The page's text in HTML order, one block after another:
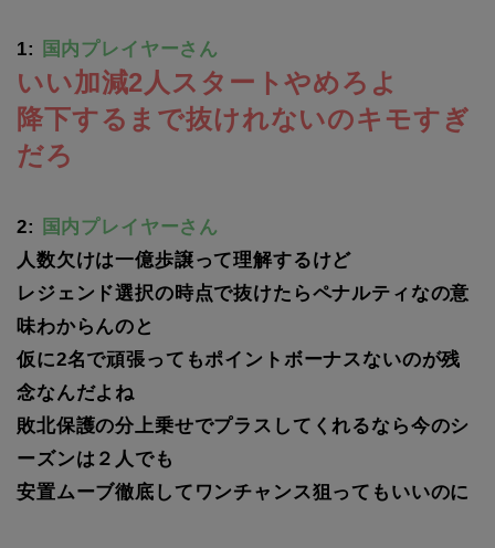
1: 国内プレイヤーさん
いい加減2人スタートやめろよ
降下するまで抜けれないのキモすぎ
だろ
2:
国内プレイヤーさん
人数欠けは一億歩譲って理解するけど
レジェンド選択の時点で抜けたらペナルティなの意
味わからんのと
仮に2名で頑張ってもポイントボーナスないのが残
念なんだよね
敗北保護の分上乗せでプラスしてくれるなら今のシ
ーズンは２人でも
安置ムーブ徹底してワンチャンス狙ってもいいのに